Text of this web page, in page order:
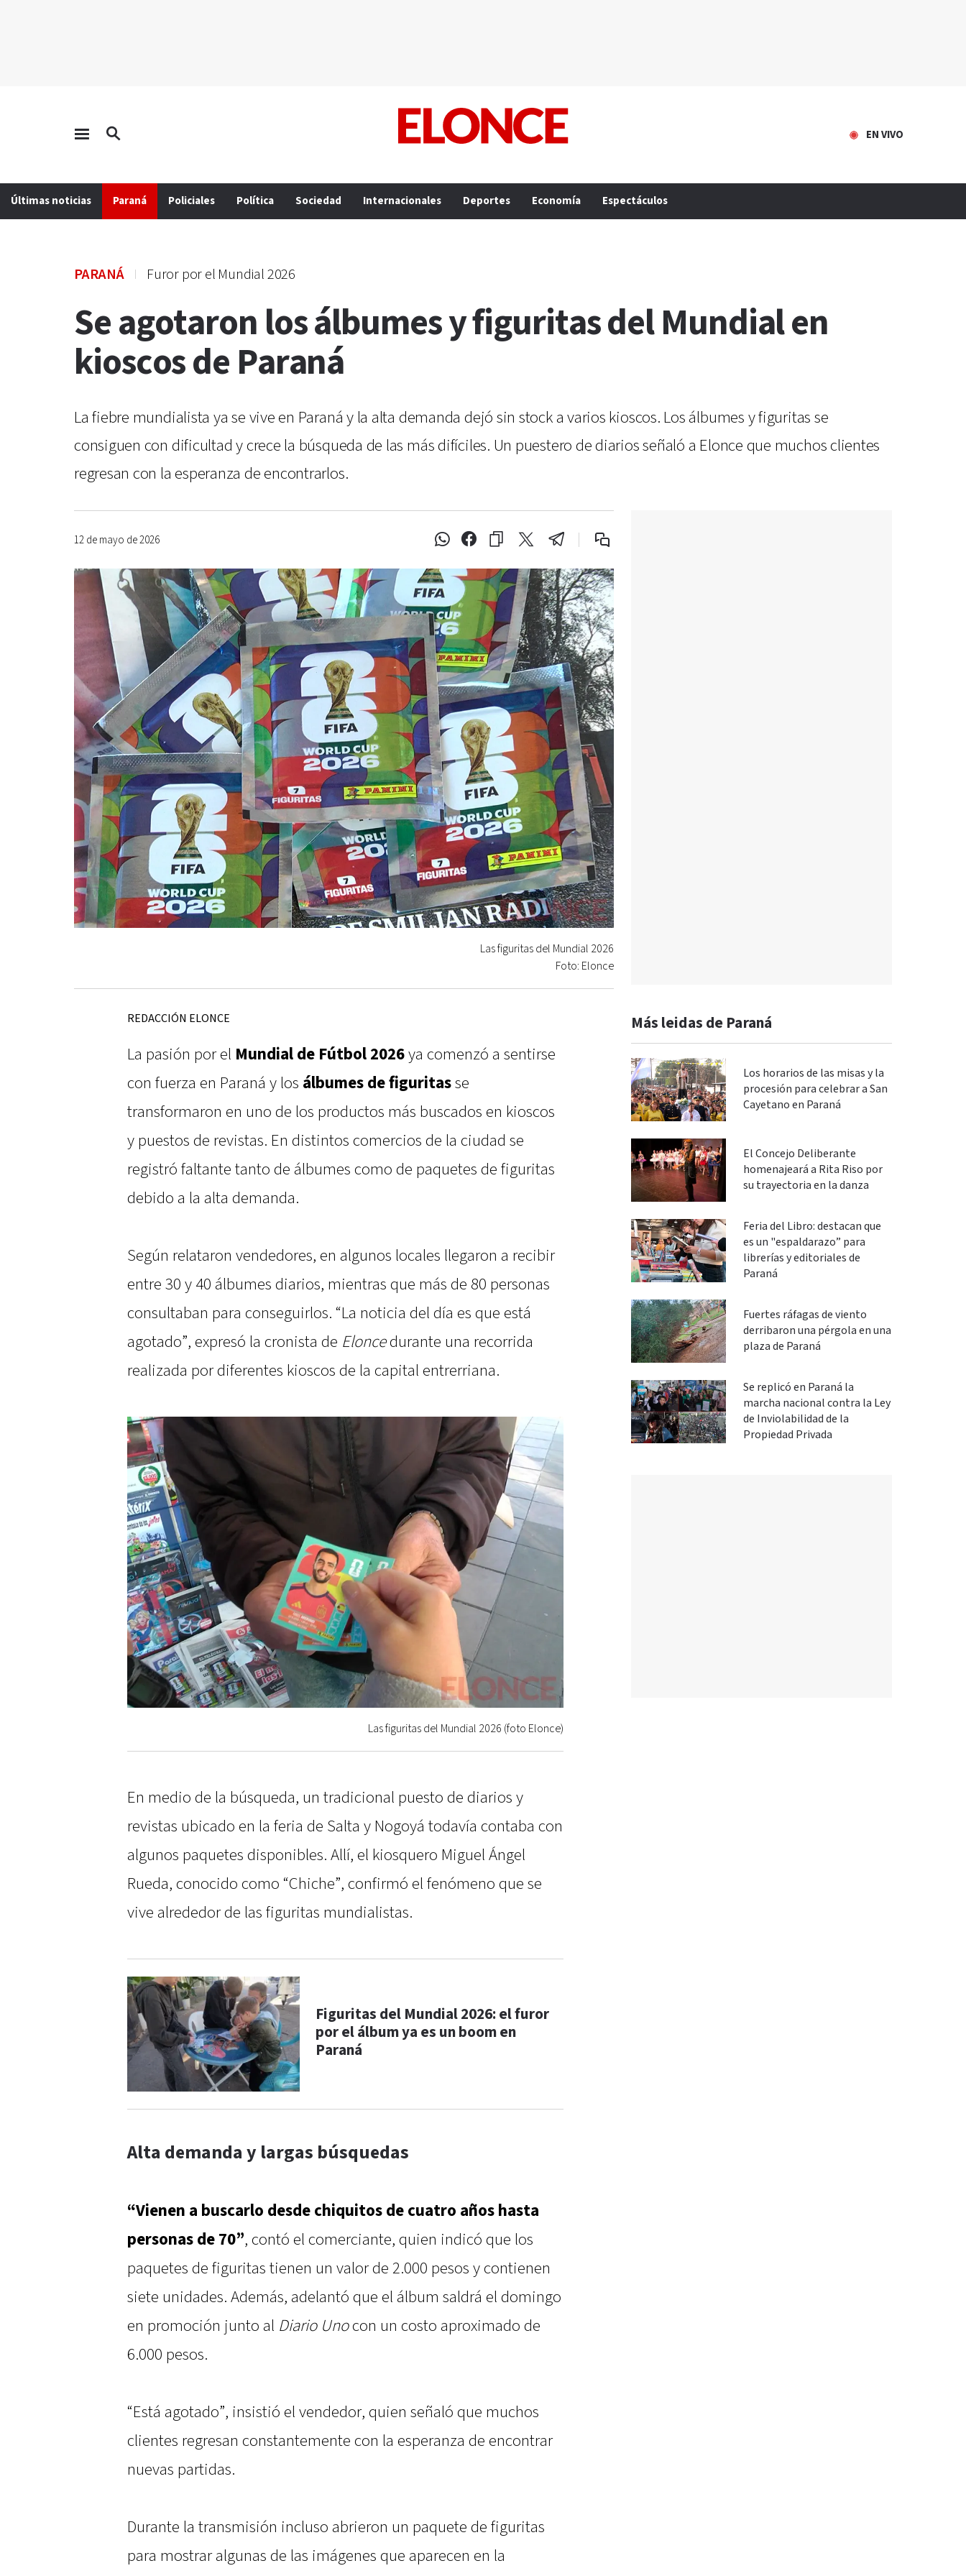
EN VIVO
Últimas noticias Paraná Policiales Política Sociedad Internacionales Deportes Economía Espectáculos
PARANÁ Furor por el Mundial 2026
Se agotaron los álbumes y figuritas del Mundial en
kioscos de Paraná
La fiebre mundialista ya se vive en Paraná y la alta demanda dejó sin stock a varios kioscos. Los álbumes y figuritas se
consiguen con dificultad y crece la búsqueda de las más difíciles. Un puestero de diarios señaló a Elonce que muchos clientes
regresan con la esperanza de encontrarlos.
12 de mayo de 2026
Las figuritas del Mundial 2026
Foto: Elonce
REDACCIÓN ELONCE
La pasión por el Mundial de Fútbol 2026ya comenzó a sentirse
con fuerza en Paraná y los álbumes de figuritasse
transformaron en uno de los productos más buscados en kioscos
y puestos de revistas. En distintos comercios de la ciudad se
registró faltante tanto de álbumes como de paquetes de figuritas
debido a la alta demanda.
Según relataron vendedores, en algunos locales llegaron a recibir
entre 30 y 40 álbumes diarios, mientras que más de 80 personas
consultaban para conseguirlos. “La noticia del día es que está
agotado”, expresó la cronista de Eloncedurante una recorrida
realizada por diferentes kioscos de la capital entrerriana.
Las figuritas del Mundial 2026 (foto Elonce)
En medio de la búsqueda, un tradicional puesto de diarios y
revistas ubicado en la feria de Salta y Nogoyá todavía contaba con
algunos paquetes disponibles. Allí, el kiosquero Miguel Ángel
Rueda, conocido como “Chiche”, confirmó el fenómeno que se
vive alrededor de las figuritas mundialistas.
Figuritas del Mundial 2026: el furor
por el álbum ya es un boom en
Paraná
Alta demanda y largas búsquedas
“Vienen a buscarlo desde chiquitos de cuatro años hasta
personas de 70”, contó el comerciante, quien indicó que los
paquetes de figuritas tienen un valor de 2.000 pesos y contienen
siete unidades. Además, adelantó que el álbum saldrá el domingo
en promoción junto al Diario Unocon un costo aproximado de
6.000 pesos.
“Está agotado”, insistió el vendedor, quien señaló que muchos
clientes regresan constantemente con la esperanza de encontrar
nuevas partidas.
Durante la transmisión incluso abrieron un paquete de figuritas
para mostrar algunas de las imágenes que aparecen en la
Más leidas de Paraná
Los horarios de las misas y la
procesión para celebrar a San
Cayetano en Paraná
El Concejo Deliberante
homenajeará a Rita Riso por
su trayectoria en la danza
Feria del Libro: destacan que
es un "espaldarazo” para
librerías y editoriales de
Paraná
Fuertes ráfagas de viento
derribaron una pérgola en una
plaza de Paraná
Se replicó en Paraná la
marcha nacional contra la Ley
de Inviolabilidad de la
Propiedad Privada